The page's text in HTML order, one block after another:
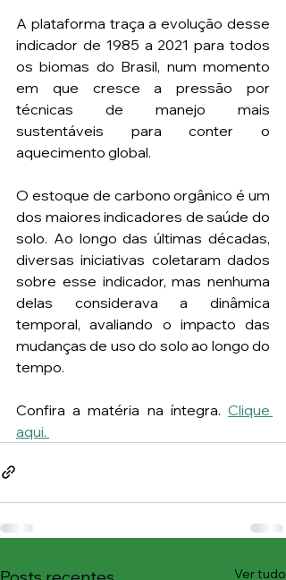
A plataforma traça a evolução desse
indicador de 1985 a 2021 para todos
os biomas do Brasil, num momento
em que cresce a pressão por
técnicas de manejo mais
sustentáveis para conter o
aquecimento global.
O estoque de carbono orgânico é um
dos maiores indicadores de saúde do
solo. Ao longo das últimas décadas,
diversas iniciativas coletaram dados
sobre esse indicador, mas nenhuma
delas considerava a dinâmica
temporal, avaliando o impacto das
mudanças de uso do solo ao longo do
tempo.
Confira a matéria na íntegra. Clique
aqui.
Ver tudo